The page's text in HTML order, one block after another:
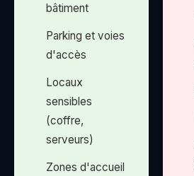
bâtiment
Parking et voies
d'accès
Locaux
sensibles
(coffre,
serveurs)
Zones d'accueil